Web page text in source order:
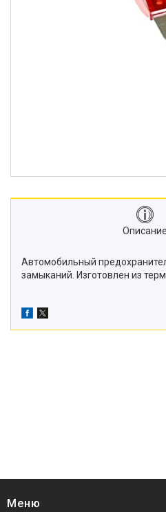
Описание
Автомобильный
замыканий. Изготовлен из
Меню